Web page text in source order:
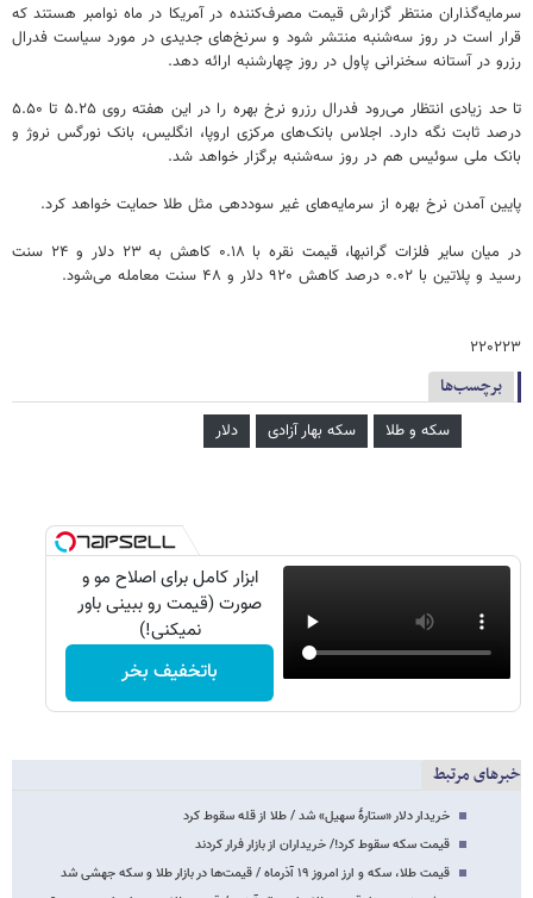
سرمایه‌گذاران منتظر گزارش قیمت مصرف‌کننده در آمریکا در ماه نوامبر هستند که
قرار است در روز سه‌شنبه منتشر شود و سرنخ‌های جدیدی در مورد سیاست فدرال
رزرو در آستانه سخنرانی پاول در روز چهارشنبه ارائه دهد.
تا حد زیادی انتظار می‌رود فدرال رزرو نرخ بهره را در این هفته روی ۵.۲۵ تا ۵.۵۰
درصد ثابت نگه دارد. اجلاس بانک‌های مرکزی اروپا، انگلیس، بانک نورگس نروژ و
بانک ملی سوئیس هم در روز سه‌شنبه برگزار خواهد شد.
پایین آمدن نرخ بهره از سرمایه‌های غیر سوددهی مثل طلا حمایت خواهد کرد.
در میان سایر فلزات گرانبها، قیمت نقره با ۰.۱۸ کاهش به ۲۳ دلار و ۲۴ سنت
رسید و پلاتین با ۰.۰۲ درصد کاهش ۹۲۰ دلار و ۴۸ سنت معامله می‌شود.
۲۲۰۲۲۳
برچسب‌ها
سکه و طلا سکه بهار آزادی دلار
ابزار کامل برای اصلاح مو و
صورت (قیمت رو ببینی باور
نمیکنی!)
باتخفیف بخر
خبرهای مرتبط
خریدار دلار «ستارهٔ سهیل» شد / طلا از قله سقوط کرد
قیمت سکه سقوط کرد!/ خریداران از بازار فرار کردند
قیمت طلا، سکه و ارز امروز ۱۹ آذرماه / قیمت‌ها در بازار طلا و سکه جهشی شد